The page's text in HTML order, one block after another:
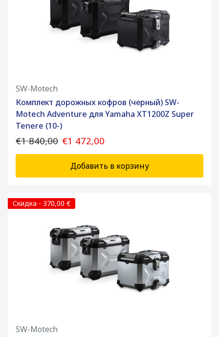
SW-Motech
Комплект дорожных кофров (черный) SW-
Motech Adventure для Yamaha XT1200Z Super
Tenere (10-)
€1 840,00 €1 472,00
Добавить в корзину
Скидка - 370,00 €
SW-Motech